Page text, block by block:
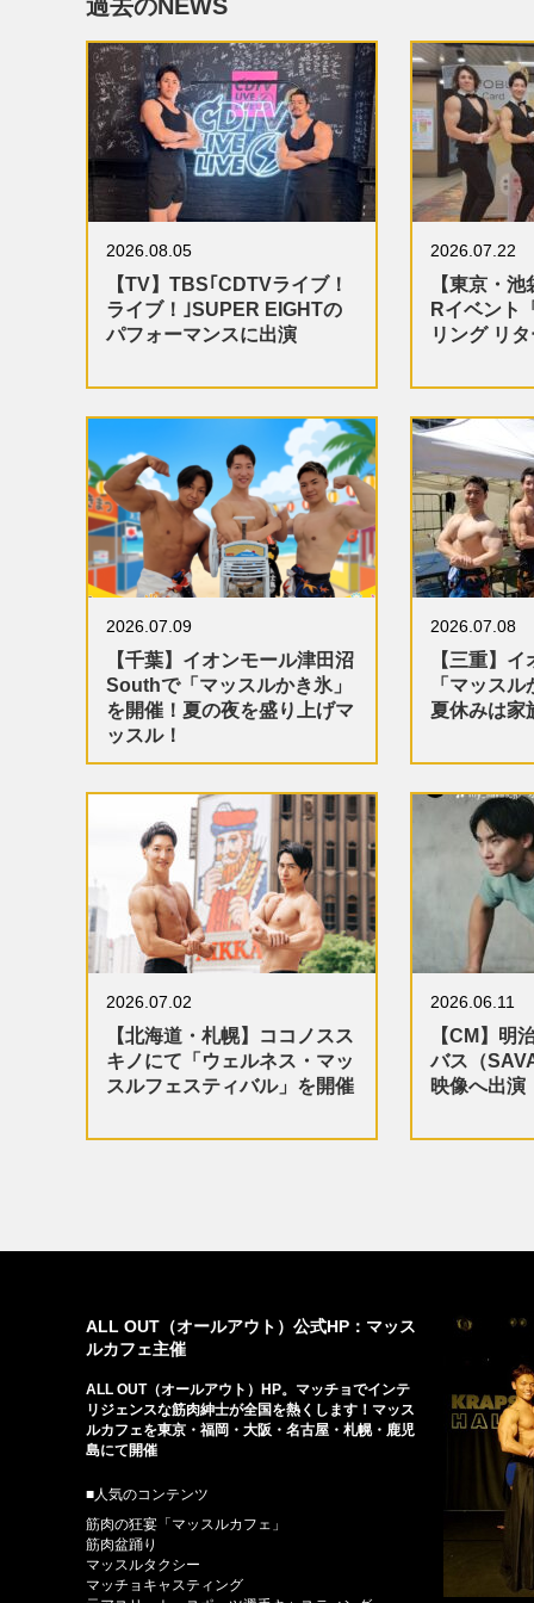
過去のNEWS
2026.08.05
【TV】TBS｢CDTVライブ！
ライブ！｣SUPER EIGHTの
パフォーマンスに出演
2026.07.22
【東京・
Rイベント
リング リ
2026.07.09
【千葉】イオンモール津田沼
Southで「マッスルかき氷」
を開催！夏の夜を盛り上げマ
ッスル！
2026.07.08
【三重】
「マッス
夏休みは家
2026.07.02
【北海道・札幌】ココノスス
キノにて「ウェルネス・マッ
スルフェスティバル」を開催
2026.06.11
【CM】明
バス（
映像へ出演
ALL OUT（オールアウト）公式HP：マッス
ルカフェ主催
ALL OUT（オールアウト）HP。マッチョでインテ
リジェンスな筋肉紳士が全国を熱くします！マッス
ルカフェを東京・福岡・大阪・名古屋・札幌・鹿児
島にて開催
■人気のコンテンツ
筋肉の狂宴「マッスルカフェ」
筋肉盆踊り
マッスルタクシー
マッチョキャスティング